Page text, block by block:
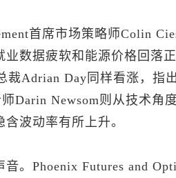
首席市场策略师Colin
业数据疲软和能源价格回落
裁Adrian Day同样看涨，指
Darin Newsom则从技术角
波动率有所上升。
音。Phoenix Futures and